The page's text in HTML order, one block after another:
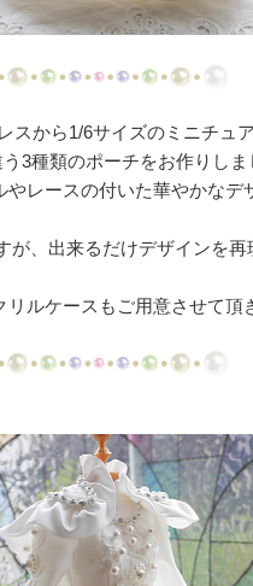
ルリメイク】ラブリーリボン
ク】ミカドサテンのベビー
ク】ミカドサテンのベビー
】レースとチュールのふん
ク】カラードレスリメイクの
ク】体重ベアドレスとバッグ
ク】お花のアクセサリーボッ
ードリメイク】フレーム型
スから1/6サイズのミニチュ
3種類のポーチをお作りしま
やレースの付いた華やかなデ
が、出来るだけデザインを再
リルケースもご用意させて頂